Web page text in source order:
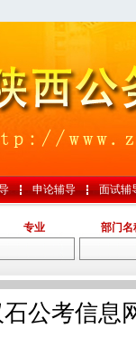
申论辅导 面试辅
专业 部门名
公考信息